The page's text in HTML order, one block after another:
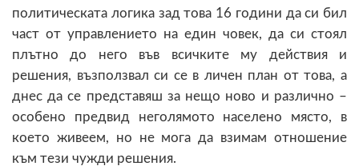
политическата логика зад това 16 години да си бил
част от управлението на един човек, да си стоял
плътно до него във всичките му действия и
решения, възползвал си се в личен план от това, а
днес да се представяш за нещо ново и различно –
особено предвид неголямото населено място, в
което живеем, но не мога да взимам отношение
към тези чужди решения.